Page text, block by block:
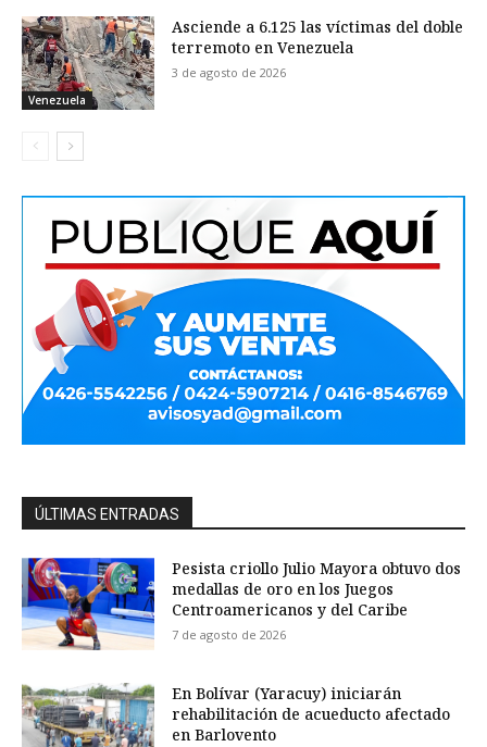
Venezuela
Asciende a 6.125 las víctimas del doble
terremoto en Venezuela
3 de agosto de 2026
ÚLTIMAS ENTRADAS
Pesista criollo Julio Mayora obtuvo dos
medallas de oro en los Juegos
Centroamericanos y del Caribe
7 de agosto de 2026
En Bolívar (Yaracuy) iniciarán
rehabilitación de acueducto afectado
en Barlovento